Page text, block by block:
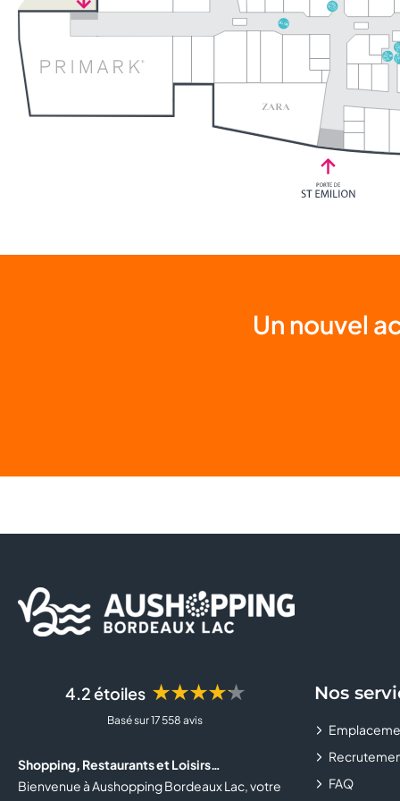
Un nouvel
4.2 étoiles ★★★★★
Basé sur 17 558 avis
Shopping, Restaurants et Loisirs…
Bienvenue à Aushopping Bordeaux Lac, votre
Nos
FAQ